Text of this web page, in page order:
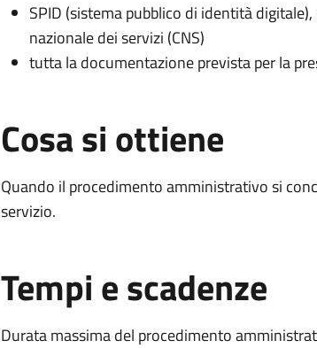
SPID (sistema pubblico di identità
nazionale dei servizi (CNS)
tutta la documentazione prevista per la
Cosa si ottiene
Quando il procedimento amministrativo si
servizio.
Tempi e scadenze
Durata massima del procedimento